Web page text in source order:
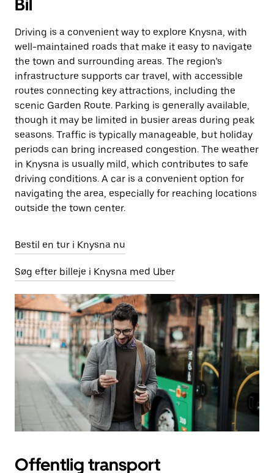
Bil
Driving is a convenient way to explore Knysna, with
well-maintained roads that make it easy to navigate
the town and surrounding areas. The region’s
infrastructure supports car travel, with accessible
routes connecting key attractions, including the
scenic Garden Route. Parking is generally available,
though it may be limited in busier areas during peak
seasons. Traffic is typically manageable, but holiday
periods can bring increased congestion. The weather
in Knysna is usually mild, which contributes to safe
driving conditions. A car is a convenient option for
navigating the area, especially for reaching locations
outside the town center.
Bestil en tur i Knysna nu
Søg efter billeje i Knysna med Uber
Offentlig transport